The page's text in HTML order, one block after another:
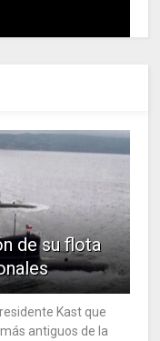
de su flota
Kast que
antiguos de la